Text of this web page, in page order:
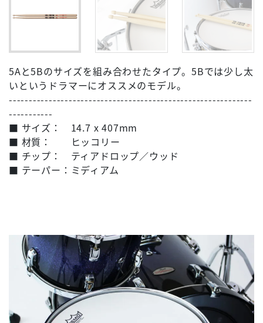
5Aと5Bのサイズを組み合わせたタイプ。5Bでは少し太
いというドラマーにオススメのモデル。
-------------------------------------------------------------
-----------
■ サイズ： 14.7 x 407mm
■ 材質： ヒッコリー
■ チップ： ティアドロップ／ウッド
■ テーパー：ミディアム